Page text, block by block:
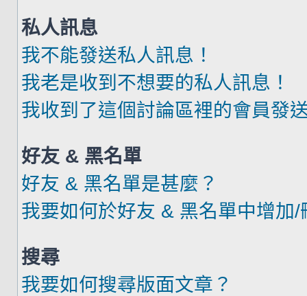
私人訊息
我不能發送私人訊息！
我老是收到不想要的私人訊息！
我收到了這個討論區裡的會員發
好友 & 黑名單
好友 & 黑名單是甚麼？
我要如何於好友 & 黑名單中增加/
搜尋
我要如何搜尋版面文章？